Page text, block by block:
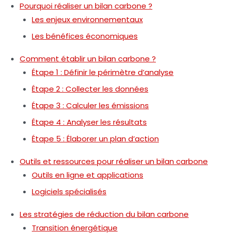
Pourquoi réaliser un bilan carbone ?
Les enjeux environnementaux
Les bénéfices économiques
Comment établir un bilan carbone ?
Étape 1 : Définir le périmètre d’analyse
Étape 2 : Collecter les données
Étape 3 : Calculer les émissions
Étape 4 : Analyser les résultats
Étape 5 : Élaborer un plan d’action
Outils et ressources pour réaliser un bilan carbone
Outils en ligne et applications
Logiciels spécialisés
Les stratégies de réduction du bilan carbone
Transition énergétique